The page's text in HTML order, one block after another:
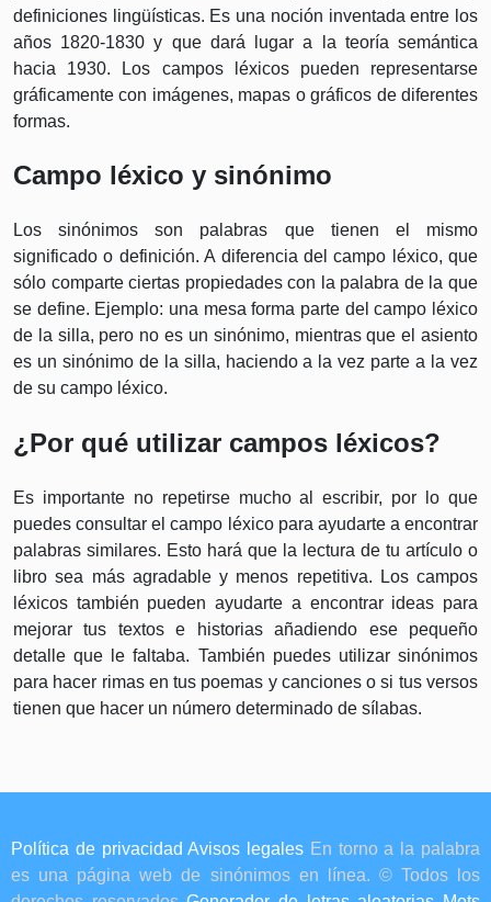
definiciones lingüísticas. Es una noción inventada entre los
años 1820-1830 y que dará lugar a la teoría semántica
hacia 1930. Los campos léxicos pueden representarse
gráficamente con imágenes, mapas o gráficos de diferentes
formas.
Campo léxico y sinónimo
Los sinónimos son palabras que tienen el mismo
significado o definición. A diferencia del campo léxico, que
sólo comparte ciertas propiedades con la palabra de la que
se define. Ejemplo: una mesa forma parte del campo léxico
de la silla, pero no es un sinónimo, mientras que el asiento
es un sinónimo de la silla, haciendo a la vez parte a la vez
de su campo léxico.
¿Por qué utilizar campos léxicos?
Es importante no repetirse mucho al escribir, por lo que
puedes consultar el campo léxico para ayudarte a encontrar
palabras similares. Esto hará que la lectura de tu artículo o
libro sea más agradable y menos repetitiva. Los campos
léxicos también pueden ayudarte a encontrar ideas para
mejorar tus textos e historias añadiendo ese pequeño
detalle que le faltaba. También puedes utilizar sinónimos
para hacer rimas en tus poemas y canciones o si tus versos
tienen que hacer un número determinado de sílabas.
Política de privacidad Avisos legales En torno a la palabra
es una página web de sinónimos en línea. © Todos los